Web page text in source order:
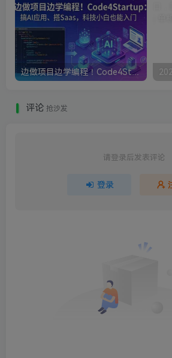
边做项目边学编程！Code4Startup搞AI应用、搭Saas，科技小白也能入门
评论 抢沙发
请登录后发表评论
登录